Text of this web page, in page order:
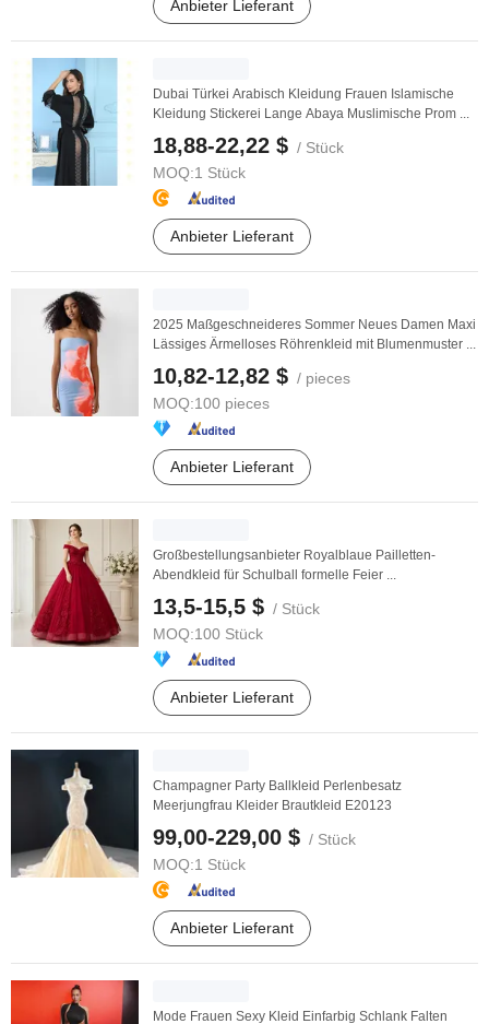
Anbieter Lieferant
Dubai Türkei Arabisch Kleidung Frauen Islamische
Kleidung Stickerei Lange Abaya Muslimische Prom ...
18,88-22,22 $ / Stück
MOQ:1 Stück
Anbieter Lieferant
2025 Maßgeschneideres Sommer Neues Damen Maxi
Lässiges Ärmelloses Röhrenkleid mit Blumenmuster ...
10,82-12,82 $ / pieces
MOQ:100 pieces
Anbieter Lieferant
Großbestellungsanbieter Royalblaue Pailletten-
Abendkleid für Schulball formelle Feier ...
13,5-15,5 $ / Stück
MOQ:100 Stück
Anbieter Lieferant
Champagner Party Ballkleid Perlenbesatz
Meerjungfrau Kleider Brautkleid E20123
99,00-229,00 $ / Stück
MOQ:1 Stück
Anbieter Lieferant
Mode Frauen Sexy Kleid Einfarbig Schlank Falten